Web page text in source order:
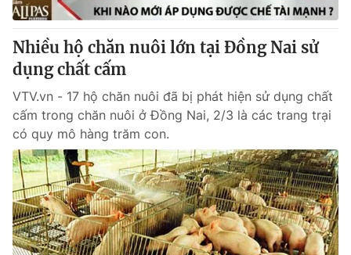
Góc doanh nghiệp
Truyền hình
Phim VTV
Hậu trường
Nhân vật
Khán giả
Giải sao mai
Giải trí
Điện ảnh
Âm nhạc
Sao
Đời sống
Du lịch
Làm đẹp
Chất lượng cuộc sống
Giáo dục
Tuyển sinh
Học trực tuyến
Công nghệ
Hitech Công nghệ tương lai
Giao lưu trực tuyến
Nhiều hộ chăn nuôi lớn tại Đồng Nai sử
dụng chất cấm
VTV.vn - 17 hộ chăn nuôi đã bị phát hiện sử dụng chất
cấm trong chăn nuôi ở Đồng Nai, 2/3 là các trang trại
có quy mô hàng trăm con.